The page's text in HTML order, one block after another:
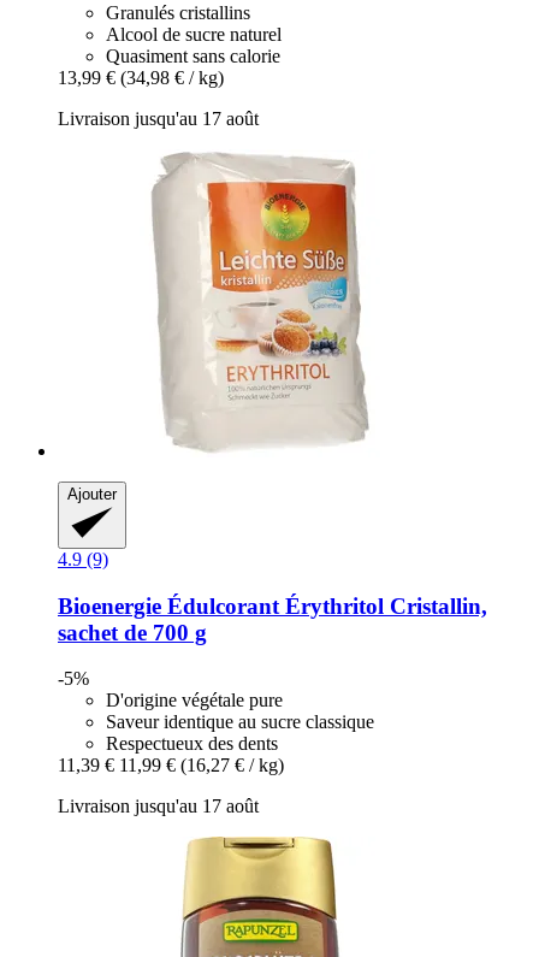
Granulés cristallins
Alcool de sucre naturel
Quasiment sans calorie
13,99 € (34,98 € / kg)
Livraison jusqu'au 17 août
Ajouter
4.9 (9)
Bioenergie Édulcorant Érythritol Cristallin,
sachet de 700 g
-5%
D'origine végétale pure
Saveur identique au sucre classique
Respectueux des dents
11,39 € 11,99 € (16,27 € / kg)
Livraison jusqu'au 17 août